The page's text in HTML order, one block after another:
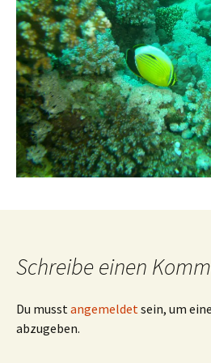
Schreibe einen
Du musstangemeldetsein, um
abzugeben.